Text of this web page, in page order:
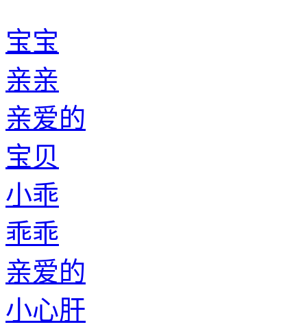
宝宝
亲亲
亲爱的
宝贝
小乖
乖乖
亲爱的
小心肝